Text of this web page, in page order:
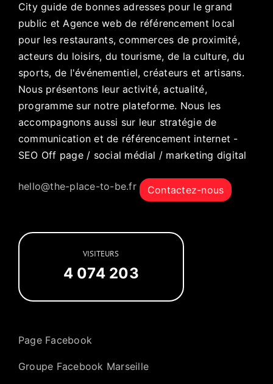
City guide de bonnes adresses pour le grand
public et Agence web de référencement local
pour les restaurants, commerces de proximité,
acteurs du loisirs, du tourisme, de la culture, du
sports, de l'événementiel, créateurs et artisans.
Nous présentons leur activité, actualité,
programme sur notre plateforme. Nous les
accompagnons aussi sur leur stratégie de
communication et de référencement internet -
SEO Off page / social médial / marketing digital
hello@the-place-to-be.fr Contactez-nous
VISITEURS
4 074 203
Page Facebook
Groupe Facebook Marseille